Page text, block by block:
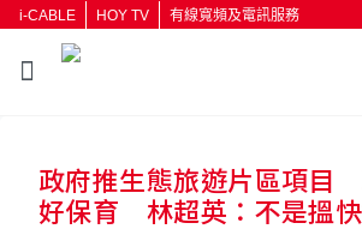
i-CABLE HOY TV 有線寬頻及電訊服務
按輸入鍵開始搜尋
政府推生態旅遊片區項目
好保育 林超英：不是搵